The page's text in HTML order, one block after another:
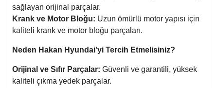
sağlayan orijinal parçalar.
Krank ve Motor Bloğu: Uzun ömürlü motor yapısı için
kaliteli krank ve motor bloğu parçaları.
Neden Hakan Hyundai'yi Tercih Etmelisiniz?
Orijinal ve Sıfır Parçalar: Güvenli ve garantili, yüksek
kaliteli çıkma yedek parçalar.